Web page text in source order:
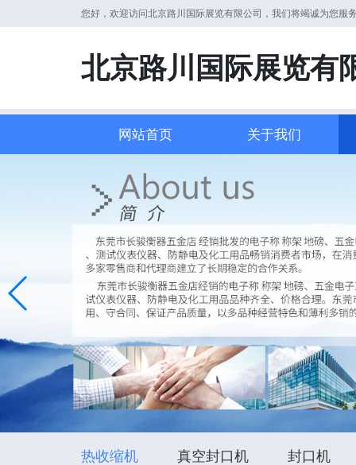
您好，欢迎访问北京路川国际展览有限公司，我们将竭诚为您服
北京路川国际展览有
网站首页 关于我们
热收缩机 真空封口机 封口机